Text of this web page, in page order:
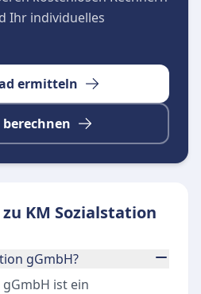
Kooperationspartner
e.V.
Ihr individuelles
ermitteln
KM Sozialstation
gGmbH?
ist ein